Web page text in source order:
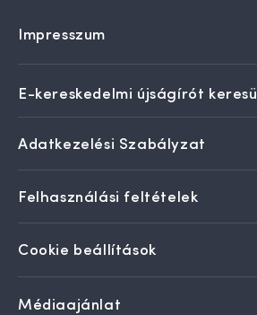
Impresszum
E-kereskedelmi újságírót
Adatkezelési Szabályzat
Felhasználási feltételek
Cookie beállítások
Médiaajánlat